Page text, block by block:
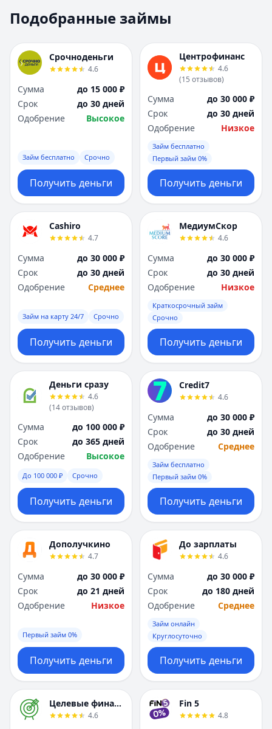
Набережные Челны
Нижний Новгород
Новокузнецк
Новосибирск
Оренбург
П
Пенза
Пермь
Р
Ростов-на-Дону
Рязань
С
Самара
Санкт-Петербург
Саратов
Севастополь
Сочи
Сургут
Т
Тверь
Тольятти
Томск
Тула
Ульяновск
Уфа
Х
Хабаровск
Ч
Чебоксары
Челябинск
Я
Вся Россия
Набережные
Нижний Новгород
Новокузнецк
Новосибирск
Оренбург
П
Пенза
Пермь
Р
Ростов-на-Дону
Рязань
С
Самара
Санкт-Петербург
Саратов
Севастополь
Сочи
Т
Тверь
Тольятти
Томск
Тула
Ульяновск
Уфа
Х
Хабаровск
Ч
Чебоксары
Челябинск
Я
Вся Россия
Подобранные займы
Срочноденьги
4.6
Сумма
до 15 000 ₽
Срок
до 30 дней
Одобрение
Высокое
Займ бесплатно Срочно
Получить деньги
Центрофинанс
4.6
(15 отзывов)
Сумма
до 30 000 ₽
Срок
до 30 дней
Одобрение
Низкое
Займ бесплатно
Первый займ 0%
Получить деньги
Cashiro
4.7
Сумма
до 30 000 ₽
Срок
до 30 дней
Одобрение
Среднее
Займ на карту 24/7 Срочно
Получить деньги
МедиумСкор
4.6
Сумма
до 30 000 ₽
Срок
до 30 дней
Одобрение
Низкое
Краткосрочный займ
Срочно
Получить деньги
Деньги сразу
4.6
(14отзывов)
Сумма
до 100 000 ₽
Срок
до 365 дней
Одобрение
Высокое
До 100 000 ₽ Срочно
Получить деньги
Credit7
4.6
Сумма
до 30 000 ₽
Срок
до 30 дней
Одобрение
Среднее
Займ бесплатно
Первый займ 0%
Получить деньги
Дополучкино
4.7
Сумма
до 30 000 ₽
Срок
до 21 дней
Одобрение
Низкое
Первый займ 0%
Получить деньги
До зарплаты
4.6
Сумма
до 30 000 ₽
Срок
до 180 дней
Одобрение
Среднее
Займ онлайн
Круглосуточно
Получить деньги
Целевые финансы
4.6
Fin 5
4.8